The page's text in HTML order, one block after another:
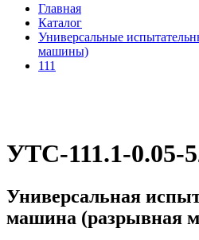
Главная
Каталог
Универсальные
машины)
111
УТС-111.1-0.05-
Универсальная
машина (разрывная